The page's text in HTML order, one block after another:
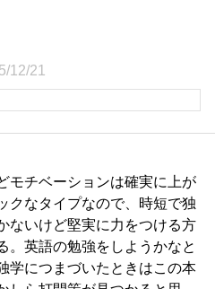
12/21
モチベーションは確実に上が
クなタイプなので、時短で独
ないけど堅実に力をつける方
。英語の勉強をしようかなと
学につまづいたときはこの本